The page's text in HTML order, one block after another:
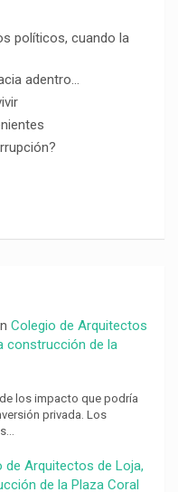
políticos, cuando la
adentro…
Colegio de Arquitectos
construcción de la
los impacto que podría
privada. Los
de Arquitectos de Loja,
de la Plaza Coral